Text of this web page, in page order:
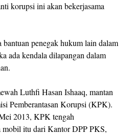
korupsi ini akan bekerjasama
penegak hukum lain dalam
ada kendala dilapangan dalam
Luthfi Hasan Ishaaq, mantan
Pemberantasan Korupsi (KPK).
2013, KPK tengah
mobil itu dari Kantor DPP PKS,